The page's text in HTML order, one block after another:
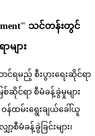
သင်တန်းတွင်
များ
ရမည့် စီးပွားရေးဆိုင်ရာ
ဆိုင်ရာ စီမံခန့်ခွဲမှုများ
ဝန်ထမ်းရွေးချယ်ခေါ်ယူ
စီမံခန့်ခွဲခြင်းများ၊